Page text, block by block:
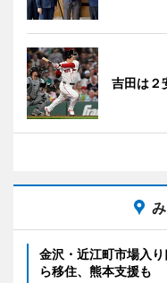
吉田は
金沢・近江町市場入
ら移住、熊本支援も